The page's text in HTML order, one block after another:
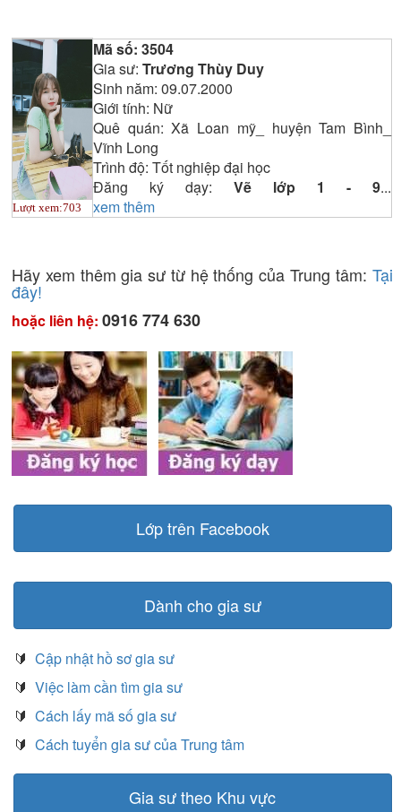
Lượt xem:703
Mã số: 3504
Gia sư: Trương Thùy Duy
Sinh năm: 09.07.2000
Giới tính: Nữ
Quê quán:Xã Loan mỹ_ huyện Tam Bình_
Vĩnh Long
Trình độ: Tốt nghiệp đại học
Đăng ký dạy: Vẽ lớp 1 - 9...
xem thêm
Hãy xem thêm gia sư từ hệ thống của Trung tâm: Tại
đây!
hoặc liên hệ: 0916 774 630
Lớp trên Facebook
Dành cho gia sư
🔰 Cập nhật hồ sơ gia sư
🔰 Việc làm cần tìm gia sư
🔰 Cách lấy mã số gia sư
🔰 Cách tuyển gia sư của Trung tâm
Gia sư theo Khu vực